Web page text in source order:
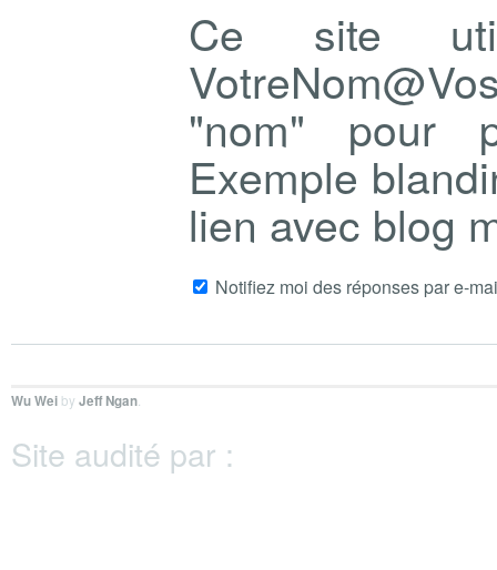
Ce site
"nom" pour
Exemple
lien avec blog
Notifiez moi des réponses par e-
Wu Wei by Jeff Ngan
Site audité par :